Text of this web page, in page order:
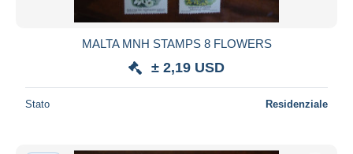
MALTA MNH STAMPS 8 FLOWERS
± 2,19 USD
Stato Residenziale